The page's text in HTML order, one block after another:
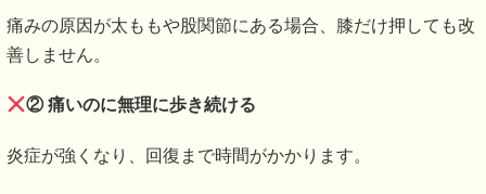
痛みの原因が太ももや股関節にある場合、膝だけ押しても改
善しません。
② 痛いのに無理に歩き続ける
炎症が強くなり、回復まで時間がかかります。